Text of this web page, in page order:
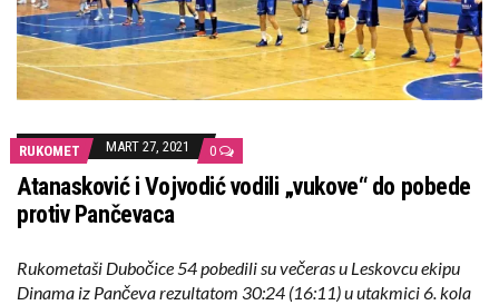
RUKOMET MART 27, 2021 0
Atanasković i Vojvodić vodili „vukove“ do pobede
protiv Pančevaca
Rukometaši Dubočice 54 pobedili su večeras u Leskovcu ekipu
Dinama iz Pančeva rezultatom 30:24 (16:11) u utakmici 6. kola